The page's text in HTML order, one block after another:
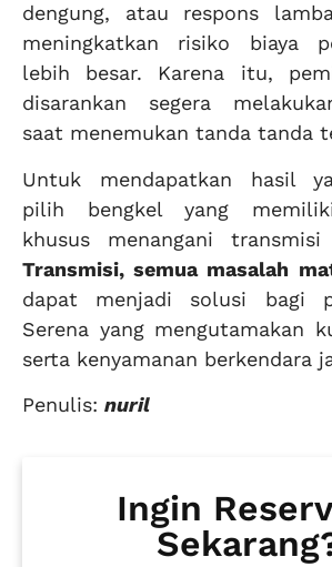
dengung, atau respons
meningkatkan risiko biaya
lebih besar. Karena itu,
disarankan segera
saat menemukan tanda tanda
Untuk mendapatkan hasil
pilih bengkel yang
khusus menangani
Transmisi, semua masalah
dapat menjadi solusi bagi
Serena yang mengutamakan
serta kenyamanan berkendara
Penulis: nuril
Ingin